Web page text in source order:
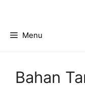
contentMenu
Bahan